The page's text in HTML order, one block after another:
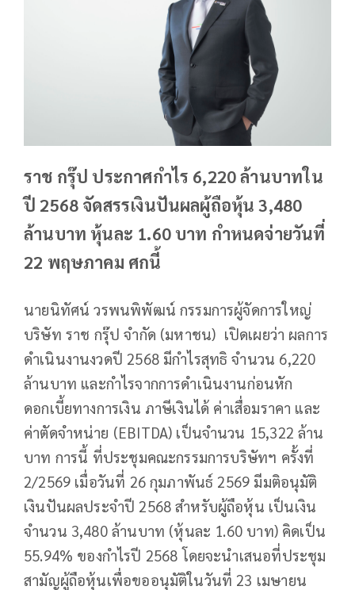
ราช กรุ๊ป ประกาศกำไร 6,220 ล้านบาทใน
ปี 2568 จัดสรรเงินปันผลผู้ถือหุ้น 3,480
ล้านบาท หุ้นละ 1.60 บาท กำหนดจ่ายวันที่
22 พฤษภาคม ศกนี้
นายนิทัศน์ วรพนพิพัฒน์ กรรมการผู้จัดการใหญ่
บริษัท ราช กรุ๊ป จำกัด (มหาชน) เปิดเผยว่า ผลการ
ดำเนินงานงวดปี 2568 มีกำไรสุทธิ จำนวน 6,220
ล้านบาท และกำไรจากการดำเนินงานก่อนหัก
ดอกเบี้ยทางการเงิน ภาษีเงินได้ ค่าเสื่อมราคา และ
ค่าตัดจำหน่าย (EBITDA) เป็นจำนวน 15,322 ล้าน
บาท การนี้ ที่ประชุมคณะกรรมการบริษัทฯ ครั้งที่
2/2569 เมื่อวันที่ 26 กุมภาพันธ์ 2569 มีมติอนุมัติ
เงินปันผลประจำปี 2568 สำหรับผู้ถือหุ้น เป็นเงิน
จำนวน 3,480 ล้านบาท (หุ้นละ 1.60 บาท) คิดเป็น
55.94% ของกำไรปี 2568 โดยจะนำเสนอที่ประชุม
สามัญผู้ถือหุ้นเพื่อขออนุมัติในวันที่ 23 เมษายน